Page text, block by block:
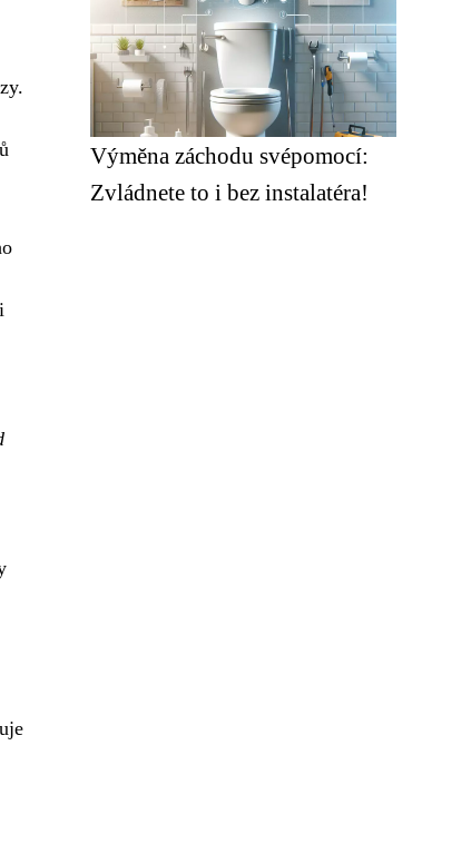
Výměna záchodu svépomocí:
Zvládnete to i bez instalatéra!